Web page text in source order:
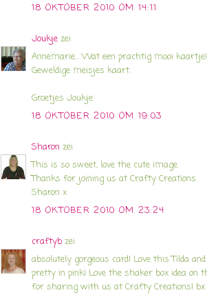
18 OKTOBER 2010 OM 14:11
Joukje zei
Annemarie... Wat een prachtig mooi
Geweldige meisjes kaart.
Groetjes Joukje
18 OKTOBER 2010 OM 19:03
Sharon zei
This is so sweet, love the cute image.
Thanks for joining us at Crafty Creations.
Sharon x
18 OKTOBER 2010 OM 23:24
craftyb zei
absolutely gorgeous card! Love this Tilda
pretty in pink! Love the shaker box idea on
for sharing with us at Crafty Creations! bx